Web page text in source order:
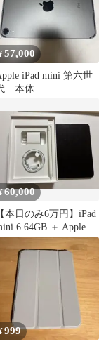
57,000
iPad mini 第六世
本体
60,000
【本日のみ6万円】iPad
6 64GB ＋ Apple
999